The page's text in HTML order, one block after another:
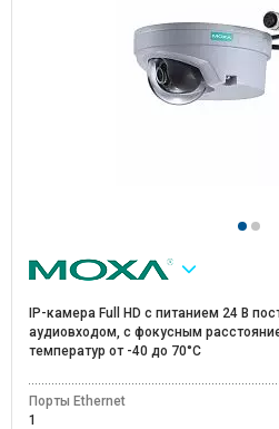
IP-камера Full HD с питанием 24 В
аудиовходом, с фокусным
температур от -40 до 70°C
Порты Ethernet
1